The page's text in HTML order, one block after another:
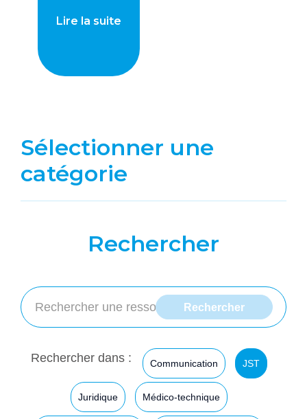
Lire la suite
Sélectionner une
catégorie
Rechercher
Rechercher dans : Communication JST
Juridique Médico-technique